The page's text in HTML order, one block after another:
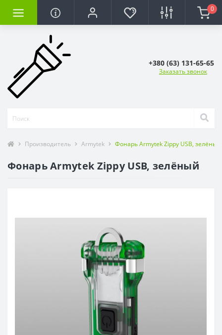
0
+380 (63) 131-65-65
Заказать звонок
Производитель Armytek Фонарь Armytek Zippy USB, зелёный
Фонарь Armytek Zippy USB, зелёный